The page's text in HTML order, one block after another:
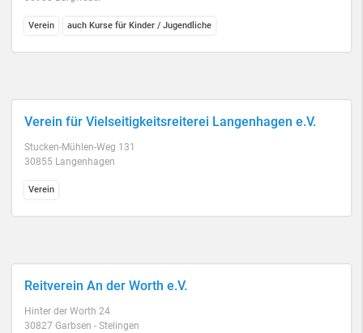
Verein auch Kurse für Kinder / Jugendliche
Verein für Vielseitigkeitsreiterei Langenhagen e.V.
Stucken-Mühlen-Weg 131
30855 Langenhagen
Verein
Reitverein An der Worth e.V.
Hinter der Worth 24
30827 Garbsen - Stelingen